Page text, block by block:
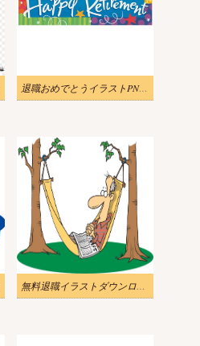
退職おめでとうイラストPNG画像 3
無料退職イラストダウンロード